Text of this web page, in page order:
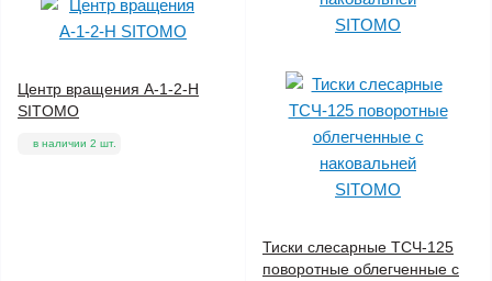
Центр вращения А-1-2-Н
SITOMO
в наличии 2 шт.
Тиски слесарные ТСЧ-125
поворотные облегченные с